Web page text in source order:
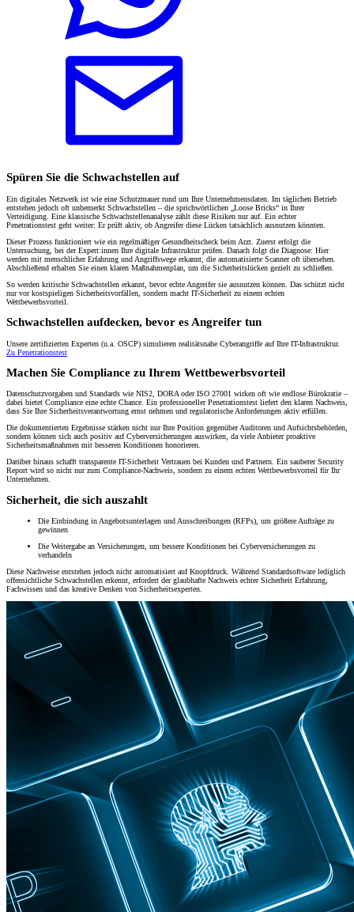
Spüren Sie die Schwachstellen auf
Ein digitales Netzwerk ist wie eine Schutzmauer rund um Ihre Unternehmensdaten. Im täglichen Betrieb
entstehen jedoch oft unbemerkt Schwachstellen – die sprichwörtlichen „Loose Bricks“ in Ihrer
Verteidigung. Eine klassische Schwachstellenanalyse zählt diese Risiken nur auf. Ein echter
Penetrationstest geht weiter: Er prüft aktiv, ob Angreifer diese Lücken tatsächlich ausnutzen könnten.
Dieser Prozess funktioniert wie ein regelmäßiger Gesundheitscheck beim Arzt. Zuerst erfolgt die
Untersuchung, bei der Expert:innen Ihre digitale Infrastruktur prüfen. Danach folgt die Diagnose: Hier
werden mit menschlicher Erfahrung und Angriffswege erkannt, die automatisierte Scanner oft übersehen.
Abschließend erhalten Sie einen klaren Maßnahmenplan, um die Sicherheitslücken gezielt zu schließen.
So werden kritische Schwachstellen erkannt, bevor echte Angreifer sie ausnutzen können. Das schützt nicht
nur vor kostspieligen Sicherheitsvorfällen, sondern macht IT-Sicherheit zu einem echten
Wettbewerbsvorteil.
Schwachstellen aufdecken, bevor es Angreifer tun
Unsere zertifizierten Experten (u.a. OSCP) simulieren realitätsnahe Cyberangriffe auf Ihre IT-Infrastruktur.
Zu Penetrationstest
Machen Sie Compliance zu Ihrem Wettbewerbsvorteil
Datenschutzvorgaben und Standards wie NIS2, DORA oder ISO 27001 wirken oft wie endlose Bürokratie –
dabei bietet Compliance eine echte Chance. Ein professioneller Penetrationstest liefert den klaren Nachweis,
dass Sie Ihre Sicherheitsverantwortung ernst nehmen und regulatorische Anforderungen aktiv erfüllen.
Die dokumentierten Ergebnisse stärken nicht nur Ihre Position gegenüber Auditoren und Aufsichtsbehörden,
sondern können sich auch positiv auf Cyberversicherungen auswirken, da viele Anbieter proaktive
Sicherheitsmaßnahmen mit besseren Konditionen honorieren.
Darüber hinaus schafft transparente IT-Sicherheit Vertrauen bei Kunden und Partnern. Ein sauberer Security
Report wird so nicht nur zum Compliance-Nachweis, sondern zu einem echten Wettbewerbsvorteil für Ihr
Unternehmen.
Sicherheit, die sich auszahlt
Die Einbindung in Angebotsunterlagen und Ausschreibungen (RFPs), um größere Aufträge zu
gewinnen
Die Weitergabe an Versicherungen, um bessere Konditionen bei Cyberversicherungen zu
verhandeln
Diese Nachweise entstehen jedoch nicht automatisiert auf Knopfdruck. Während Standardsoftware lediglich
offensichtliche Schwachstellen erkennt, erfordert der glaubhafte Nachweis echter Sicherheit Erfahrung,
Fachwissen und das kreative Denken von Sicherheitsexperten.